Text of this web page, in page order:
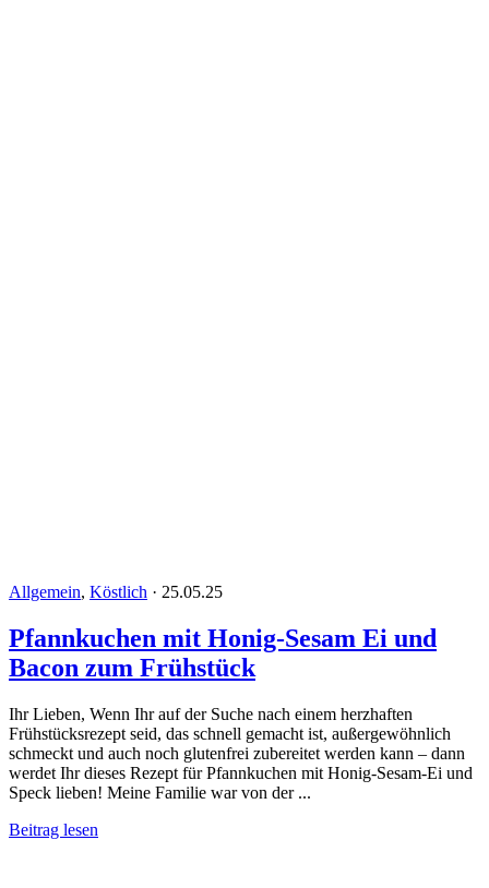
Allgemein, Köstlich · 25.05.25
Pfannkuchen mit Honig-Sesam Ei und
Bacon zum Frühstück
Ihr Lieben, Wenn Ihr auf der Suche nach einem herzhaften
Frühstücksrezept seid, das schnell gemacht ist, außergewöhnlich
schmeckt und auch noch glutenfrei zubereitet werden kann – dann
werdet Ihr dieses Rezept für Pfannkuchen mit Honig-Sesam-Ei und
Speck lieben! Meine Familie war von der ...
Beitrag lesen